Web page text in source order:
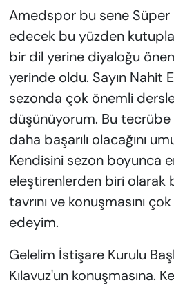
Amedspor bu sene
edecek bu yüzden
bir dil yerine diyaloğu
yerinde oldu. Sayın Nahit
sezonda çok önemli dersler
düşünüyorum. Bu tecrübe
daha başarılı olacağını
Kendisini sezon boyunca
eleştirenlerden biri olarak
tavrını ve konuşmasını
edeyim.
Gelelim İstişare Kurulu
Kılavuz'un konuşmasına.